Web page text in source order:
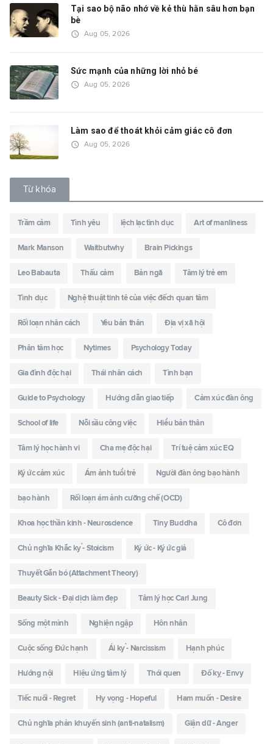
Tại sao bộ não nhớ về kẻ thù hằn sâu hơn bạn
bè
access_time Aug 05, 2026
Sức mạnh của những lời nhỏ bé
access_time Aug 05, 2026
Làm sao để thoát khỏi cảm giác cô đơn
access_time Aug 05, 2026
Từ khóa
Trầm cảm Tình yêu lệch lạc tình dục Art of manliness
Mark Manson Waitbutwhy Brain Pickings
Leo Babauta Thấu cảm Bản ngã Tâm lý trẻ em
Tình dục Nghệ thuật tinh tê của việc đếch quan tâm
Rối loạn nhân cách Yêu bản thân Địa vị xã hội
Phân tâm học Nytimes Psychology Today
Gia đình độc hại Thái nhân cách Tình bạn
Guide to Psychology Hướng dẫn giao tiếp Cảm xúc đàn ông
School of life Nỗi sầu công việc Hiểu bản thân
Tâm lý học hành vi Cha mẹ độc hại Trí tuệ cảm xúc EQ
Ký ức cảm xúc Ám ảnh tuổi trẻ Người đàn ông bạo hành
bạo hành Rối loạn ám ảnh cưỡng chế (OCD)
Khoa học thần kinh - Neuroscience Tiny Buddha Cô đơn
Chủ nghĩa Khắc kỷ - Stoicism Ký ức - Ký ức giả
Thuyết Gắn bó (Attachment Theory)
Beauty Sick - Đại dịch làm đẹp Tâm lý học Carl Jung
Sống một mình Nghiện ngập Hôn nhân
Cuộc sống Đức hạnh Ái kỷ - Narcissism Hạnh phúc
Hướng nội Hiệu ứng tâm lý Thói quen Đố kỵ - Envy
Tiếc nuối - Regret Hy vọng - Hopeful Ham muốn - Desire
Chủ nghĩa phản khuyến sinh (anti-natalism) Giận dữ - Anger